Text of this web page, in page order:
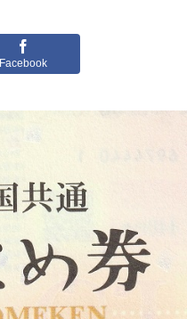
Facebook